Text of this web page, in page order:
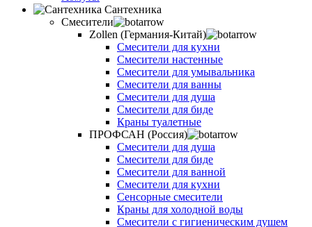
Сантехника
Смесители
Zollen (Германия-Китай)
Смесители для кухни
Смесители настенные
Смесители для умывальника
Смесители для ванны
Смесители для душа
Смесители для биде
Краны туалетные
ПРОФСАН (Россия)
Смесители для душа
Смесители для биде
Смесители для ванной
Смесители для кухни
Сенсорные смесители
Краны для холодной воды
Смесители с гигиеническим душем